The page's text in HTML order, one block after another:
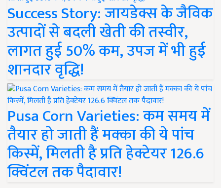
Success Story: जायडेक्स के जैविक
उत्पादों से बदली खेती की तस्वीर,
लागत हुई 50% कम, उपज में भी हुई
शानदार वृद्धि!
Pusa Corn Varieties: कम समय में
तैयार हो जाती हैं मक्का की ये पांच
किस्में, मिलती है प्रति हेक्टेयर 126.6
क्विंटल तक पैदावार!